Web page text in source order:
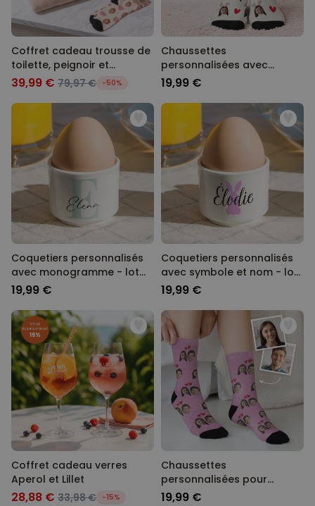
Coffret cadeau trousse de
toilette, peignoir et
chaussettes
39,99 € 79,97 € -50%
Chaussettes
personnalisées avec
visage et oreilles de lapin
19,99 €
Coquetiers personnalisés
avec monogramme - lot
de 2
19,99 €
Coquetiers personnalisés
avec symbole et nom - lot
de 2
19,99 €
Coffret cadeau verres
Aperol et Lillet
28,88 € 33,98 € -15%
Chaussettes
personnalisées pour
couple
19,99 €